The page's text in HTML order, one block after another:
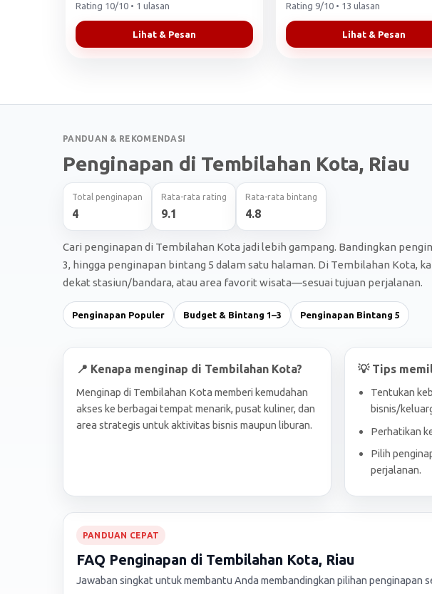
Rating 10/10 • 1 ulasan
Lihat & Pesan
Rating 9/10 • 13 ulasan
Lihat & Pesan
PANDUAN & REKOMENDASI
Penginapan di Tembilahan Kota, Riau
Total penginapan
4
Rata-rata rating
9.1
Rata-rata bintang
4.8
Cari penginapan di Tembilahan Kota jadi lebih gampang. Bandingkan
3, hingga penginapan bintang 5 dalam satu halaman. Di Tembilahan Kota,
dekat stasiun/bandara, atau area favorit wisata—sesuai tujuan perjalanan.
Penginapan Populer Budget & Bintang 1–3 Penginapan Bintang 5
📍 Kenapa menginap di Tembilahan Kota?
Menginap di Tembilahan Kota memberi kemudahan
akses ke berbagai tempat menarik, pusat kuliner, dan
area strategis untuk aktivitas bisnis maupun liburan.
💡 Tips
Tentukan
bisnis/
Perhatikan
Pilih
perjalanan.
PANDUAN CEPAT
FAQ Penginapan di Tembilahan Kota, Riau
Jawaban singkat untuk membantu Anda membandingkan pilihan penginapan